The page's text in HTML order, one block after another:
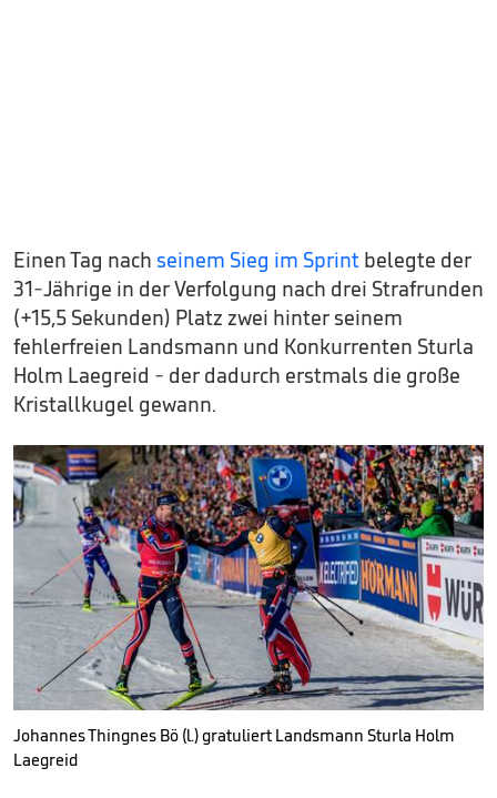
Einen Tag nach seinem Sieg im Sprint belegte der
31-Jährige in der Verfolgung nach drei Strafrunden
(+15,5 Sekunden) Platz zwei hinter seinem
fehlerfreien Landsmann und Konkurrenten Sturla
Holm Laegreid - der dadurch erstmals die große
Kristallkugel gewann.
Johannes Thingnes Bö (l.) gratuliert Landsmann Sturla Holm
Laegreid